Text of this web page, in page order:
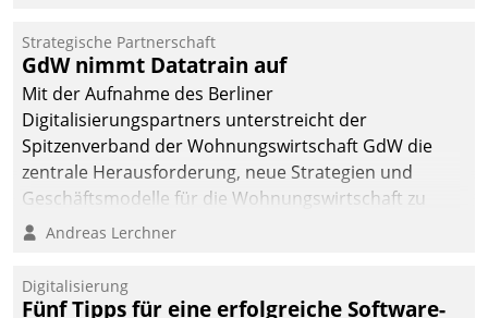
kommunale Wohnungsbauunternehmen daher
gemeinsam mit der Berliner Datatrain GmbH den
Teilprozess der Objektsanierung digitalisiert.
Strategische Partnerschaft
GdW nimmt Datatrain auf
Mit der Aufnahme des Berliner
Digitalisierungspartners unterstreicht der
Spitzenverband der Wohnungswirtschaft GdW die
zentrale Herausforderung, neue Strategien und
Geschäftsmodelle für die Wohnungswirtschaft zu
entwickeln.
Andreas Lerchner
Digitalisierung
Fünf Tipps für eine erfolgreiche Software-